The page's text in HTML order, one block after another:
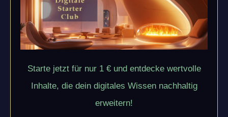
Starte jetzt für nur 1 € und entdecke wertvolle
Inhalte, die dein digitales Wissen nachhaltig
erweitern!